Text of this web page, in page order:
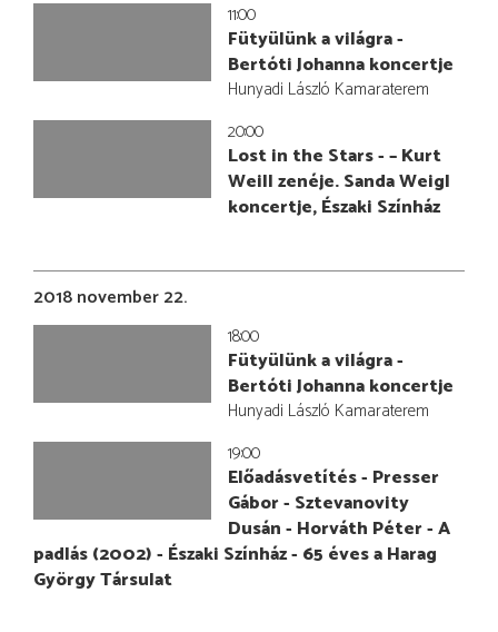
11:00
Fütyülünk a világra -
Bertóti Johanna koncertje
Hunyadi László Kamaraterem
20:00
Lost in the Stars - – Kurt
Weill zenéje. Sanda Weigl
koncertje, Északi Színház
2018 november 22.
18:00
Fütyülünk a világra -
Bertóti Johanna koncertje
Hunyadi László Kamaraterem
19:00
Előadásvetítés - Presser
Gábor - Sztevanovity
Dusán - Horváth Péter - A
padlás (2002) - Északi Színház - 65 éves a Harag
György Társulat